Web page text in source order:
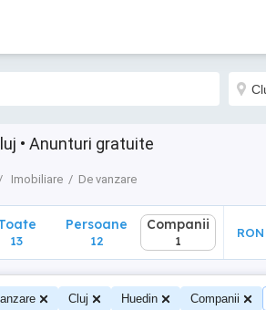
• Anunturi gratuite
Imobiliare De vanzare
13
Persoane
12
Companii
1
RON
Cluj Huedin Companii